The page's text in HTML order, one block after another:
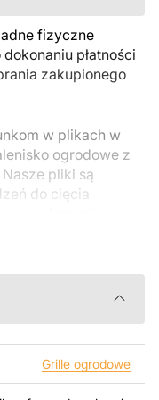
fizyczne
płatności
zakupionego
w plikach w
ogrodowe z
pliki są
do cięcia
lub
Illustrator,
edycji wektorowej.
zostały
Grille ogrodowe